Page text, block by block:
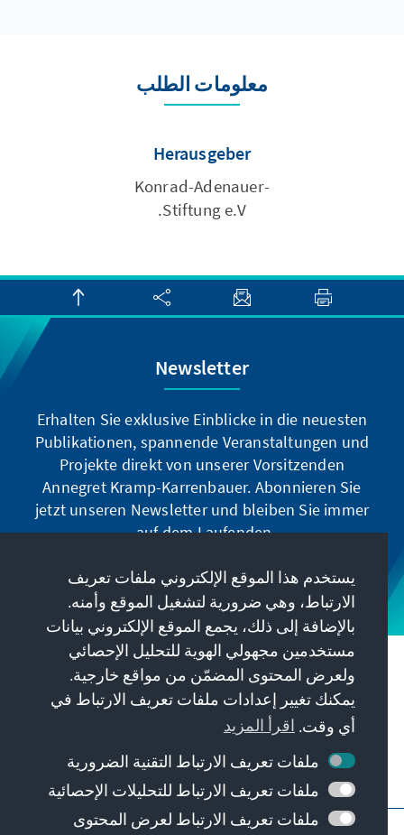
معلومات الطلب
Herausgeber
Konrad-Adenauer-
Stiftung e.V.
Newsletter
Erhalten Sie exklusive Einblicke in die neuesten
Publikationen, spannende Veranstaltungen und
Projekte direkt von unserer Vorsitzenden
Annegret Kramp-Karrenbauer. Abonnieren Sie
jetzt unseren Newsletter und bleiben Sie immer
auf dem Laufenden.
Jetzt abonnieren
مهمتنا
معلومات الاتصال
عروض أخرى من المؤسسة
النبذة القانونية حماية البيانات شروط الاستخدام
يستخدم هذا الموقع الإلكتروني ملفات تعريف
الارتباط، وهي ضرورية لتشغيل الموقع وأمنه.
بالإضافة إلى ذلك، يجمع الموقع الإلكتروني بيانات
مستخدمين مجهولي الهوية للتحليل الإحصائي
ولعرض المحتوى المضمّن من مواقع خارجية.
يمكنك تغيير إعدادات ملفات تعريف الارتباط في
أي وقت. اقرأ المزيد
ملفات تعريف الارتباط التقنية الضرورية
ملفات تعريف الارتباط للتحليلات الإحصائية
ملفات تعريف الارتباط لعرض المحتوى